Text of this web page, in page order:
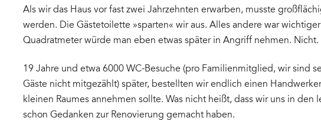
Als wir das Haus vor fast zwei Jahrzehnten erwarben, musste
werden. Die Gästetoilette »sparten« wir aus. Alles andere war
Quadratmeter würde man eben etwas später in Angriff nehmen. Nicht.
19 Jahre und etwa 6000 WC-Besuche (pro Familienmitglied, wir sind
Gäste nicht mitgezählt) später, bestellten wir endlich einen
kleinen Raumes annehmen sollte. Was nicht heißt, dass wir uns in den
schon Gedanken zur Renovierung gemacht haben.